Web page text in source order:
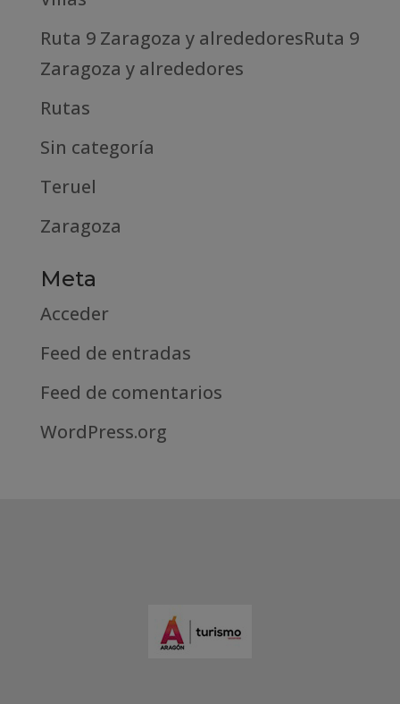
Ruta 9 Zaragoza y alrededoresRuta 9
Zaragoza y alrededores
Rutas
Sin categoría
Teruel
Zaragoza
Meta
Acceder
Feed de entradas
Feed de comentarios
WordPress.org